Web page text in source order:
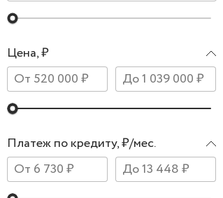
Цена, ₽
Платеж по кредиту, ₽/мес.